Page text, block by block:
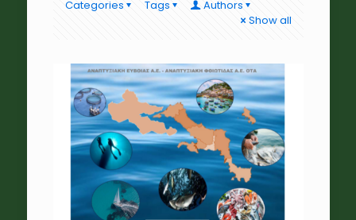
Categories Tags
Authors
Show all